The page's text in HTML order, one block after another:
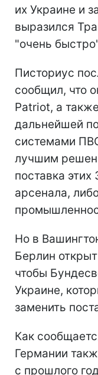
их Украине и
выразился
"очень
Писториус
сообщил, что
Patriot, а
дальнейшей
системами
лучшим
поставка
арсенала,
Но в
Берлин
чтобы
Украине,
заменить
Как
Германии
с прошлого